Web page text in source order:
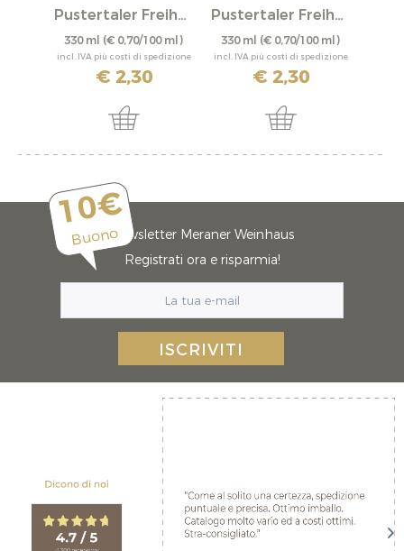
Pustertaler Freiheit
330 ml (€ 0,70/100 ml)
incl. IVA più costi di spedizione
€ 2,30
Pustertaler Freiheit
330 ml (€ 0,70/100 ml)
incl. IVA più costi di spedizione
€ 2,30
10€
BuonoNewsletter Meraner Weinhaus
Registrati ora e risparmia!
ISCRIVITI